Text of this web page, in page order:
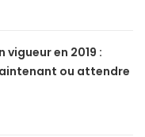
en 2019 :
ou attendre